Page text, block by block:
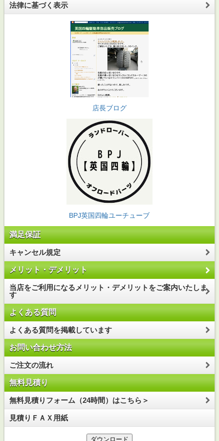
法律に基づく表示
店長ブログ
BPJ英国四輪ユーチューブ
満足保証
キャンセル規定
メリット・デメリット
当店をご利用になるメリット・デメリットをご案内いたしま
す
よくある質問
よくある質問を掲載しています
お問い合わせ方法
ご注文の流れ
無料見積り
無料見積りフォーム（24時間）はこちら＞
見積りＦＡＸ用紙